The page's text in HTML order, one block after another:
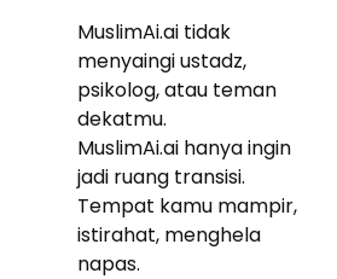
MuslimAi.ai tidak
menyaingi ustadz,
psikolog, atau teman
dekatmu.
MuslimAi.ai hanya ingin
jadi ruang transisi.
Tempat kamu mampir,
istirahat, menghela
napas.